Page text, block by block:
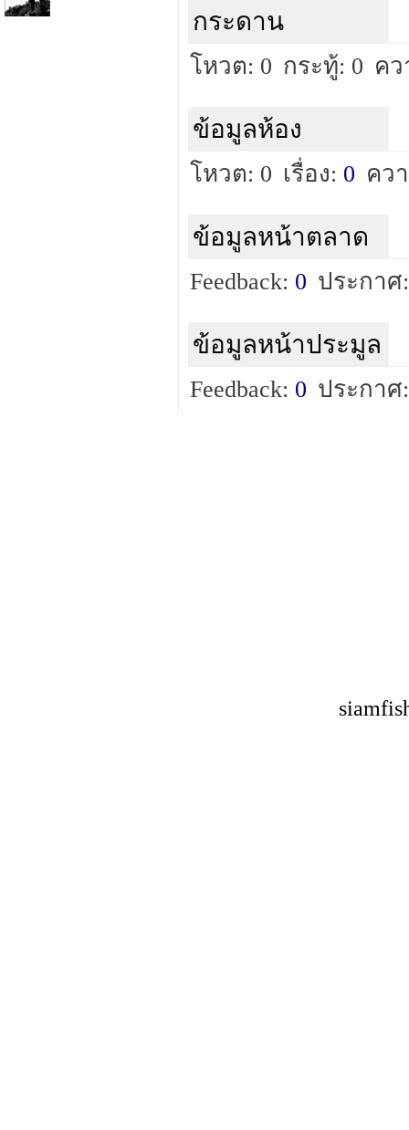
กระดาน
โหวต: 0 กระทู้: 0 ค
ข้อมูลห้อง
โหวต: 0 เรื่อง: 0 คว
ข้อมูลหน้าตลาด
Feedback: 0 ประกาศ
ข้อมูลหน้าประมูล
Feedback: 0 ประกาศ